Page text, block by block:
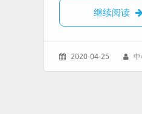
继续阅读
发
2020-04-25
作